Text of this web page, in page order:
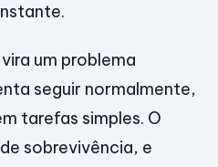
um problema
seguir normalmente,
tarefas simples. O
sobrevivência, e